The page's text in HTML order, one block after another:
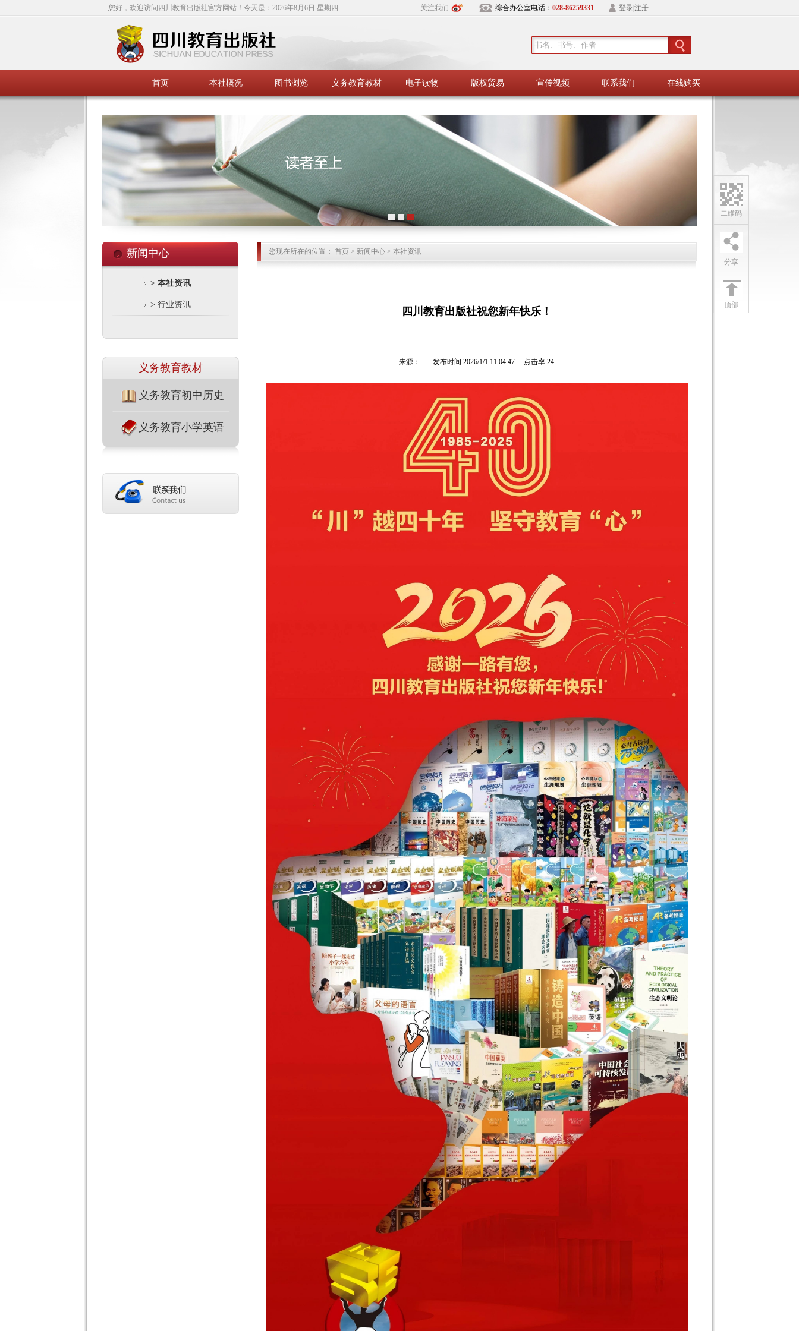
您好，欢迎访问四川教育出版社官方网站！今天是： 2026年8月6日 星期四 关注我们 综合办公室电话： 028-86259331 登录|注册
首页 本社概况 图书浏览 义务教育教材 电子读物 版权贸易 宣传视频 联系我们 在线购买
新闻中心
> 本社资讯
> 行业资讯
义务教育教材
义务教育初中历史
义务教育小学英语
您现在所在的位置： 首页 > 新闻中心 > 本社资讯
四川教育出版社祝您新年快乐！
来源： 发布时间:2026/1/1 11:04:47 点击率:24
二维码
分享
顶部